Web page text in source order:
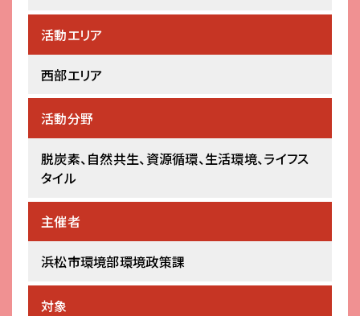
活動エリア
西部エリア
活動分野
脱炭素、自然共生、資源循環、生活環境、ライフス
タイル
主催者
浜松市環境部環境政策課
対象